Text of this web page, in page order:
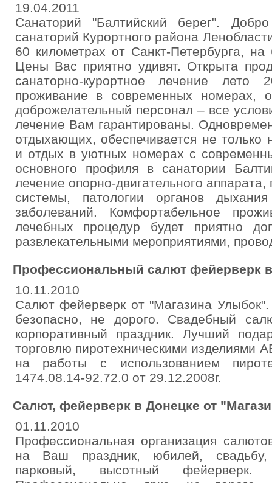
19.04.2011
Санаторий "Балтийский берег".
санаторий Курортного района
60 километрах от Санкт-Петербурга, на
Цены Вас приятно удивят. Открыта
санаторно-курортное лечение лето
проживание в современных номерах,
доброжелательный персонал – все
лечение Вам гарантированы.
отдыхающих, обеспечивается не только
и отдых в уютных номерах с
основного профиля в санатории
лечение опорно-двигательного
системы, патологии органов
заболеваний. Комфортабельное
лечебных процедур будет приятно
развлекательными мероприятиями,
Профессиональный салют фейерверк
10.11.2010
Салют фейерверк от "Магазина
безопасно, не дорого. Свадебный
корпоративный праздник. Лучший
торговлю пиротехническими
на работы с использованием
1474.08.14-92.72.0 от 29.12.2008г.
Салют, фейерверк в Донецке от
01.11.2010
Профессиональная организация
на Ваш праздник, юбилей, свадьбу,
парковый, высотный